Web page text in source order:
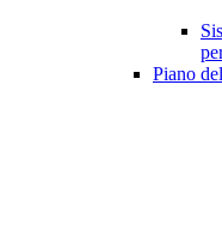
Piano